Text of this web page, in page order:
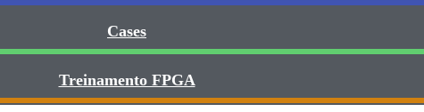
Cases
Treinamento FPGA​